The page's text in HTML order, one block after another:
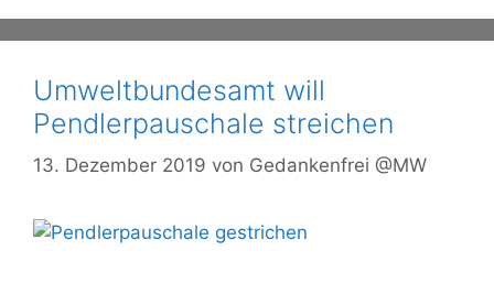
Umweltbundesamt will
Pendlerpauschale streichen
13. Dezember 2019 von Gedankenfrei @MW